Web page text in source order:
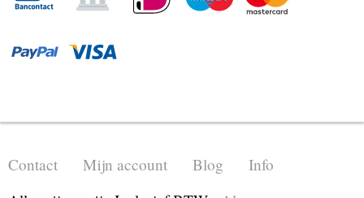
Contact Mijn account Blog
Info